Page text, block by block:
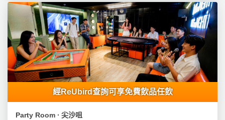
經ReUbird查詢可享免費飲品任飲
Party Room ∙ 尖沙咀